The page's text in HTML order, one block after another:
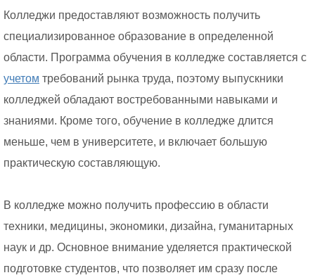
Колледжи предоставляют возможность получить
специализированное образование в определенной
области. Программа обучения в колледже составляется с
учетом требований рынка труда, поэтому выпускники
колледжей обладают востребованными навыками и
знаниями. Кроме того, обучение в колледже длится
меньше, чем в университете, и включает большую
практическую составляющую.
В колледже можно получить профессию в области
техники, медицины, экономики, дизайна, гуманитарных
наук и др. Основное внимание уделяется практической
подготовке студентов, что позволяет им сразу после